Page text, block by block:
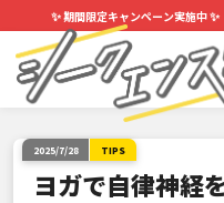
✨期間限定キャンペーン実施中✨
2025/7/28 TIPS
ヨガで自律神経